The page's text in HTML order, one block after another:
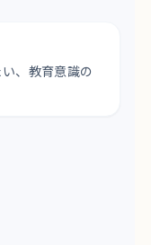
、教育意識の